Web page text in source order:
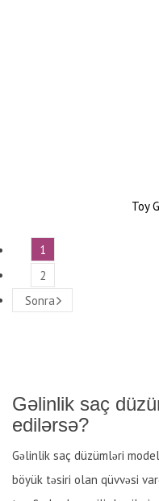
Toy
1
2
Sonra
Gəlinlik saç
edilərsə?
Gəlinlik saç düzümləri
böyük təsiri olan qüvvəsi